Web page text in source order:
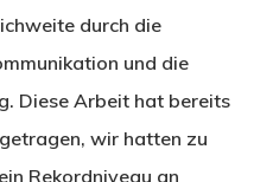
durch die
und die
Diese Arbeit hat bereits
wir hatten zu
Rekordniveau an